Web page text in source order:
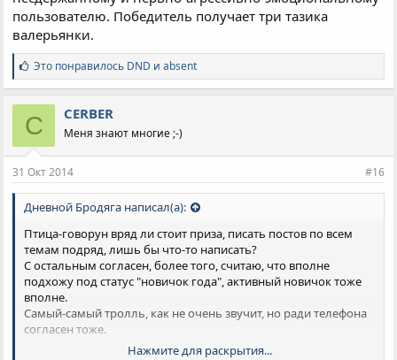
пользователю. Победитель получает три тазика
валерьянки.
С
и
м
п
а
т
и
:
Это понравилось DND иabsent
C CERBER
Меня знают многие ;-)
31 Окт 2014 #16
Дневной Бродяга написал(а):
Птица-говорун вряд ли стоит приза, писать постов по всем
темам подряд, лишь бы что-то написать?
С остальным согласен, более того, считаю, что вполне
подхожу под статус "новичок года", активный новичок тоже
вполне.
Самый-самый тролль, как не очень звучит, но ради телефона
согласен тоже.
Нажмите для раскрытия...